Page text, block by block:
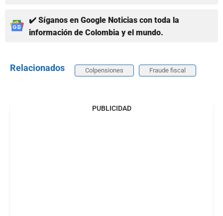
✔️ Síganos en Google Noticias con toda la
información de Colombia y el mundo.
Relacionados Colpensiones Fraude fiscal
PUBLICIDAD